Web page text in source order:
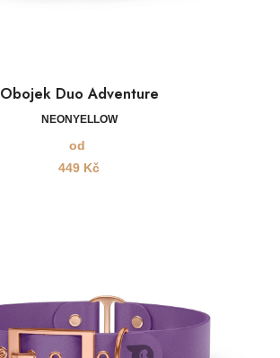
Obojek Duo Adventure
NEONYELLOW
od
449 Kč